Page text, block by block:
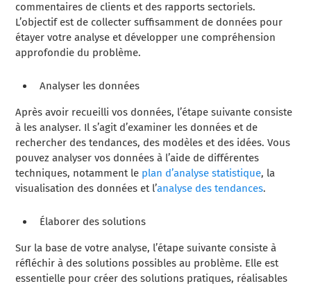
commentaires de clients et des rapports sectoriels.
L’objectif est de collecter suffisamment de données pour
étayer votre analyse et développer une compréhension
approfondie du problème.
Analyser les données
Après avoir recueilli vos données, l’étape suivante consiste
à les analyser. Il s’agit d’examiner les données et de
rechercher des tendances, des modèles et des idées. Vous
pouvez analyser vos données à l’aide de différentes
techniques, notamment le plan d’analyse statistique, la
visualisation des données et l’analyse des tendances.
Élaborer des solutions
Sur la base de votre analyse, l’étape suivante consiste à
réfléchir à des solutions possibles au problème. Elle est
essentielle pour créer des solutions pratiques, réalisables